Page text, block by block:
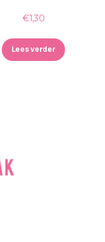
€1,30
Lees verder